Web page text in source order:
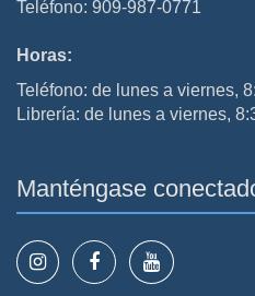
Teléfono: 909-987-0771
Horas:
Teléfono: de lunes a viernes,
Librería: de lunes a viernes,
Manténgase